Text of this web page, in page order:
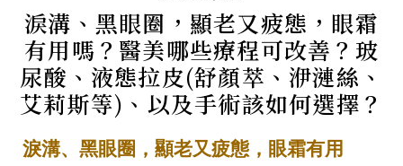
淚溝、黑眼圈，顯老又疲態，眼霜
有用嗎？醫美哪些療程可改善？玻
尿酸、液態拉皮(舒顏萃、洢漣絲、
艾莉斯等)、以及手術該如何選擇？
淚溝、黑眼圈，顯老又疲態，眼霜有用